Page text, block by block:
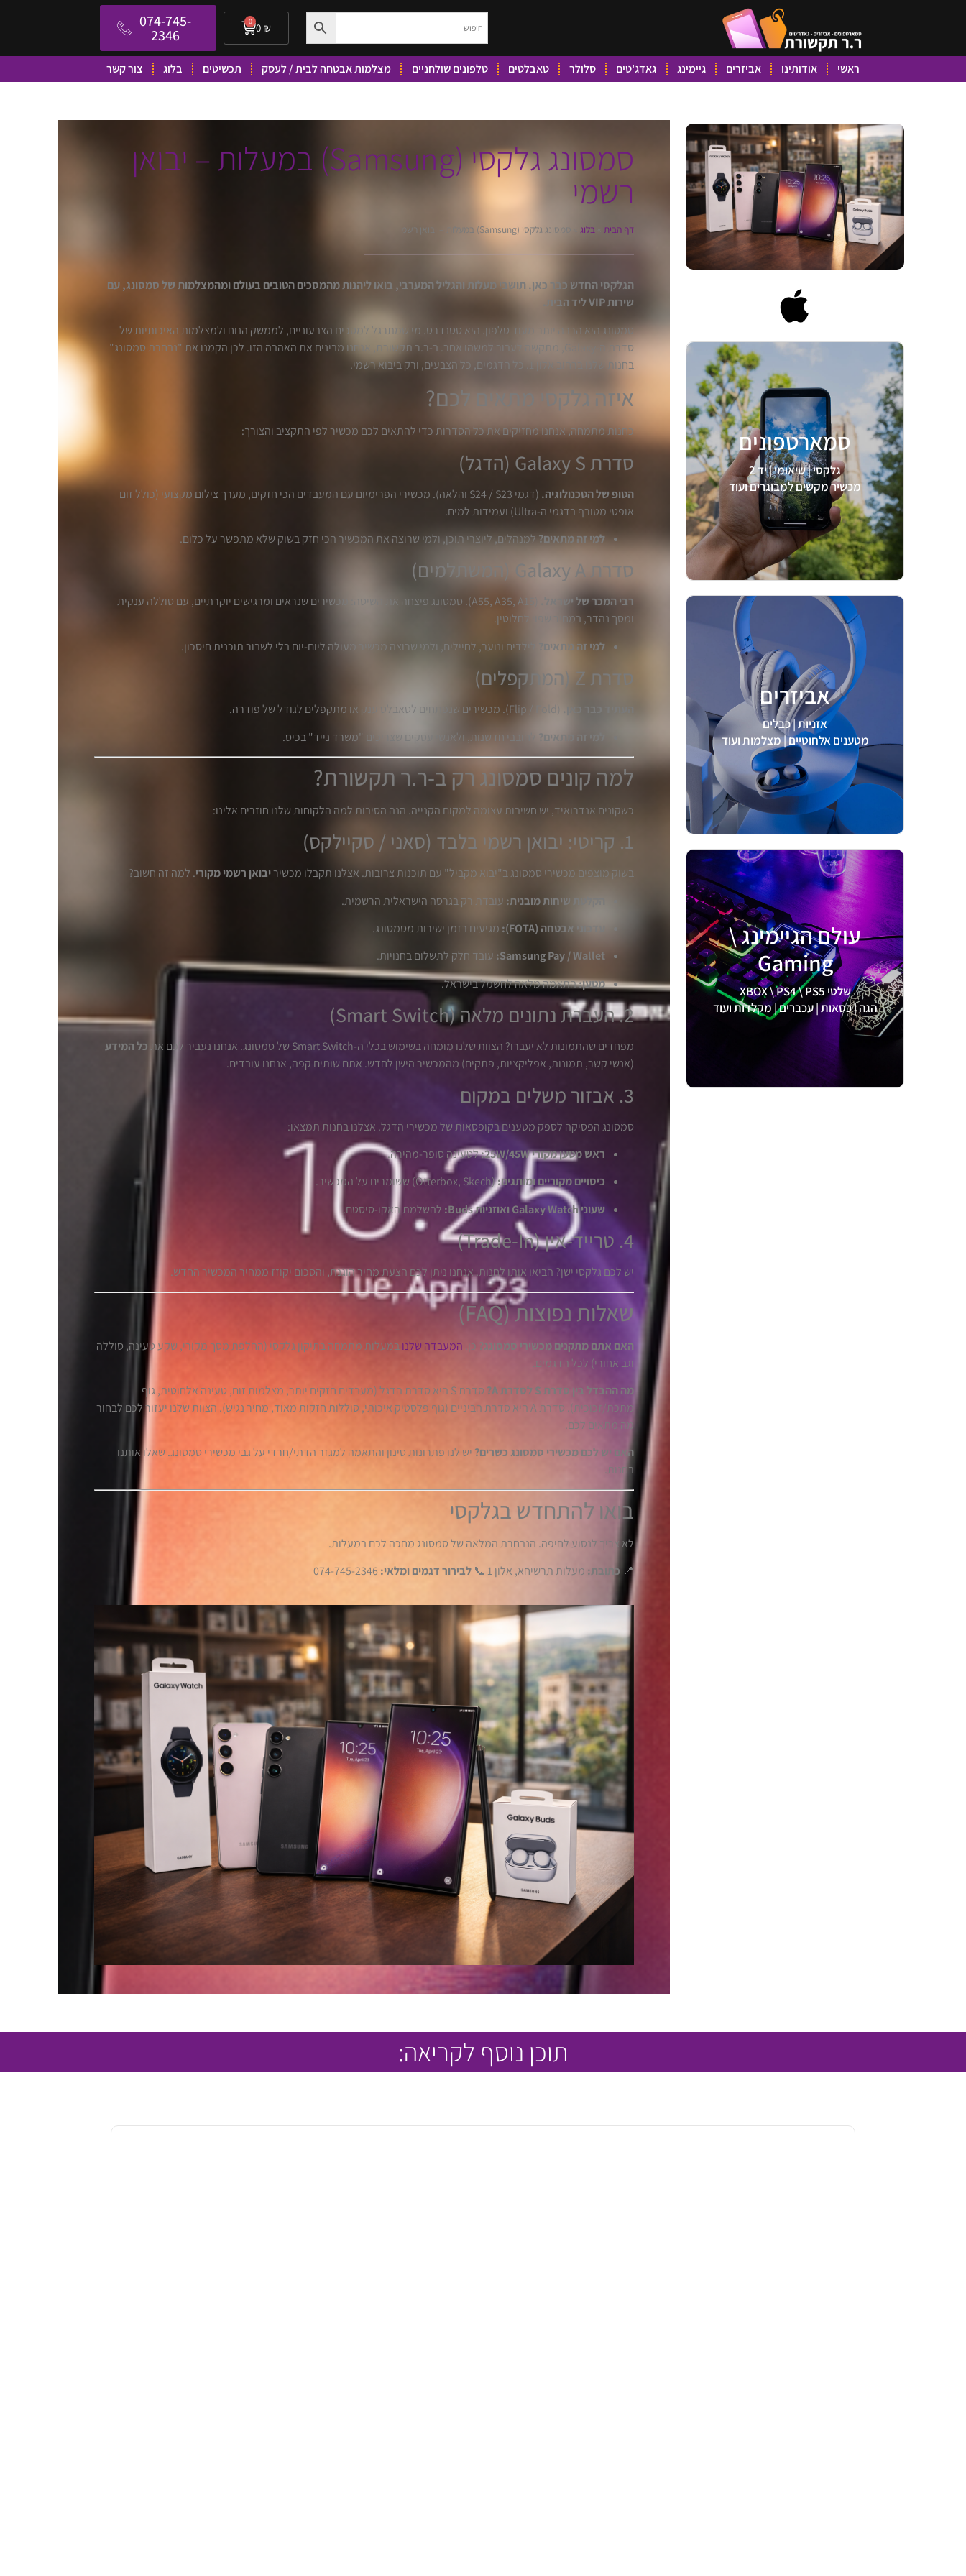
0 ₪
0
074-745-
2346
ראשי אודותינו אביזרים גיימינג גאדג'טים סלולר טאבלטים טלפונים שולחניים מצלמות אבטחה לבית / לעסק תכשיטים בלוג צור קשר
סמארטפונים
גלקסי | שיאומי | יד 2
מכשיר מקשים למבוגרים ועוד
לצפיה >
אביזרים
אזניות | כבלים
מטענים אלחוטיים | מצלמות ועוד
לצפיה >
עולם הגיימינג \
Gaming
שלטי XBOX \ PS4 \ PS5
הגה | כסאות | עכברים | מקלדות ועוד
לצפיה >
סמסונג גלקסי (Samsung) במעלות – יבואן
רשמי
דף הבית» בלוג» סמסונג גלקסי (Samsung) במעלות – יבואן רשמי
הגלקסי החדש כבר כאן. תושבי מעלות והגליל המערבי, בואו ליהנות מהמסכים הטובים בעולם ומהמצלמות של סמסונג, עם
שירות VIP ליד הבית.
סמסונג היא הרבה יותר מעוד טלפון. היא סטנדרט. מי שמתרגל למסכים הצבעוניים, לממשק הנוח ולמצלמות האיכותיות של
סדרת ה-Galaxy, מתקשה לעבור למשהו אחר. ב-ר.ר תקשורת, אנחנו מבינים את האהבה הזו. לכן הקמנו את "נבחרת סמסונג"
בחנות שלנו ברחוב אלון 1. כל הדגמים, כל הצבעים, ורק ביבוא רשמי.
איזה גלקסי מתאים לכם?
כחנות מתמחה, אנחנו מחזיקים את כל הסדרות כדי להתאים לכם מכשיר לפי התקציב והצורך:
סדרת Galaxy S (הדגל)
הטופ של הטכנולוגיה.
(דגמי S24 / S23 והלאה). מכשירי הפרימיום עם המעבדים הכי חזקים, מערך צילום מקצועי (כולל זום
אופטי מטורף בדגמי ה-Ultra) ועמידות למים.
למי זה מתאים? למנהלים, ליוצרי תוכן, ולמי שרוצה את המכשיר הכי חזק בשוק שלא מתפשר על כלום.
סדרת Galaxy A (המשתלמים)
רבי המכר של ישראל.
(A55, A35, A15). סמסונג פיצחה את השיטה: מכשירים שנראים ומרגישים יוקרתיים, עם סוללה ענקית
ומסך נהדר, במחיר שפוי לחלוטין.
למי זה מתאים?
לילדים ונוער, לחיילים, ולמי שרוצה מכשיר מעולה ליום-יום בלי לשבור תוכנית חיסכון.
סדרת Z (המתקפלים)
העתיד כבר כאן. (Flip / Fold). מכשירים שנפתחים לטאבלט ענק או מתקפלים לגודל של פודרה.
למי זה מתאים? לחובבי חדשנות, ולאנשי עסקים שצריכים "משרד נייד" בכיס.
למה קונים סמסונג רק ב-ר.ר תקשורת?
כשקונים אנדרואיד, יש חשיבות עצומה למקום הקנייה. הנה הסיבות למה הלקוחות שלנו חוזרים אלינו:
1. קריטי: יבואן רשמי בלבד (סאני / סקיילקס)
בשוק מוצפים מכשירי סמסונג ב"יבוא מקביל" עם תוכנות צרובות. אצלנו תקבלו מכשיריבואן רשמי מקורי. למה זה חשוב?
הקלטת שיחות מובנית: עובדת רק בגרסה הישראלית הרשמית.
עדכוני אבטחה (FOTA):
מגיעים בזמן ישירות מסמסונג.
Samsung Pay / Wallet: עובד חלק לתשלום בחנויות.
מטען:התאמה מלאה לחשמל בישראל.
2. העברת נתונים מלאה (Smart Switch)
מפחדים שהתמונות לא יעברו? הצוות שלנו מומחה בשימוש בכלי ה-Smart Switch של סמסונג. אנחנו נעביר לכם את
כל המידע
(אנשי קשר, תמונות, אפליקציות, פתקים) מהמכשיר הישן לחדש. אתם שותים קפה, אנחנו עובדים.
3. אבזור משלים במקום
סמסונג הפסיקה לספק מטענים בקופסאות של מכשירי הדגל. אצלנו בחנות תמצאו:
ראש מטען מקורי 25W/45W:
לטעינה סופר-מהירה.
כיסויים מקוריים ומותגים:(Otterbox, Skech) ששומרים על המכשיר.
שעוני Galaxy Watch ואוזניות Buds:
להשלמת האקו-סיסטם.
4. טרייד-אין (Trade-In)
יש לכם גלקסי ישן? הביאו אותו לחנות. אנחנו ניתן לכם הצעת מחיר הוגנת, והסכום יקוזז ממחיר המכשיר החדש.
שאלות נפוצות (FAQ)
האם אתם מתקנים מכשירי סמסונג? כן. המעבדה שלנובמעלות מתמחה בתיקון גלקסי (החלפת מסך מקורי, שקע טעינה, סוללה
וגב אחורי) לכל הדגמים.
מה ההבדל בין סדרת S לסדרת A?
סדרת S היא סדרת הדגל (מעבדים חזקים יותר, מצלמות זום, טעינה אלחוטית, גוף
מתכת/זכוכית). סדרת A היא סדרת הביניים (גוף פלסטיק איכותי, סוללות חזקות מאוד, מחיר נגיש). הצוות שלנו יעזור לכם לבחור
מה מתאים לכם.
האם יש לכם מכשירי סמסונג כשרים? יש לנו פתרונות סינון והתאמה למגזר הדתי/חרדי על גבי מכשירי סמסונג. שאלו אותנו
בחנות.
בואו להתחדש בגלקסי
לא צריך לנסוע לחיפה. הנבחרת המלאה של סמסונג מחכה לכם במעלות.
📍 כתובת: מעלות תרשיחא, אלון 1 📞 לבירור דגמים ומלאי:
תוכן נוסף לקריאה: